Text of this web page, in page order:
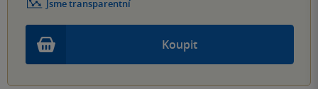
Koupit
Jsme transparentní